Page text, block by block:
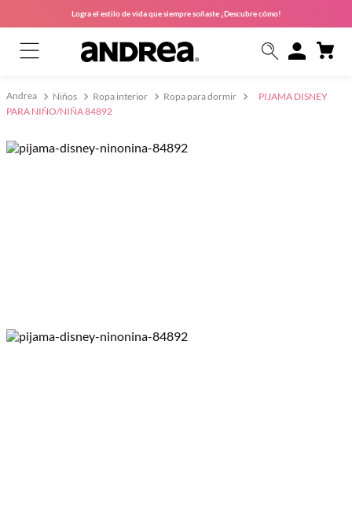
Logra el estilo de vida que siempre soñaste ¡Descubre cómo!
Niños Ropa interior Ropa para dormir
PIJAMA DISNEY
PARA NIÑO/NIÑA 84892